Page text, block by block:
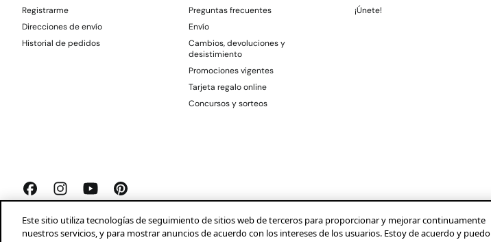
Registrarme
Direcciones de envío
Historial de pedidos
Preguntas frecuentes
Envío
Cambios, devoluciones y
desistimiento
Promociones vigentes
Tarjeta regalo online
Concursos y sorteos
¡Únete!
Springfield 2026© Aviso legal Condiciones generales Privacidad Profeco Condusef
Este sitio utiliza tecnologías de seguimiento de sitios web de terceros para proporcionar y mejorar continuamente
nuestros servicios, y para mostrar anuncios de acuerdo con los intereses de los usuarios. Estoy de acuerdo y puedo